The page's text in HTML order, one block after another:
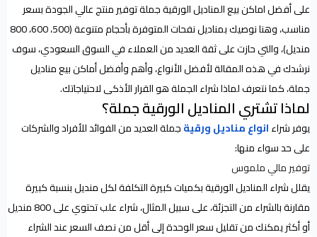
على أفضل اماكن بيع المناديل الورقية جملة توفير منتج عالي الجودة بسعر
مناسب، وهنا نوصيك بمناديل نفحات المتوفرة بأحجام متنوعة (500، 600، 800
منديل)، والتي حازت على ثقة العديد من العملاء في السوق السعودي، سوف
نرشدك في هذه المقالة لأفضل الأنواع، وأهم وأفضل أماكن بيع مناديل
جملة، كما نتعرف لماذا شراء الجملة هو القرار الأذكى لاحتياجاتك.
لماذا تشتري المناديل الورقية جملة؟
يوفر شراءانواع مناديل ورقيةجملة العديد من الفوائد للأفراد والشركات
على حد سواء منها:
توفير مالي ملموس
يقلل شراء المناديل الورقية بكميات كبيرة التكلفة لكل منديل بنسبة كبيرة
مقارنة بالشراء من التجزئة، على سبيل المثال، شراء علب تحتوي على 800 منديل
أو أكثر يمكنك من تقليل سعر الوحدة إلى أقل من نصف السعر عند الشراء